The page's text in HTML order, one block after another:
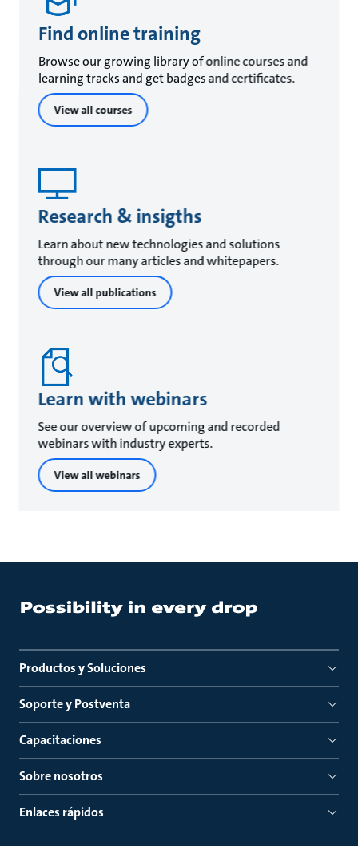
Find online training
Browse our growing library of online courses and
learning tracks and get badges and certificates.
View all courses
Research & insigths
Learn about new technologies and solutions
through our many articles and whitepapers.
View all publications
Learn with webinars
See our overview of upcoming and recorded
webinars with industry experts.
View all webinars
Productos y Soluciones
Soporte y Postventa
Capacitaciones
Sobre nosotros
Enlaces rápidos